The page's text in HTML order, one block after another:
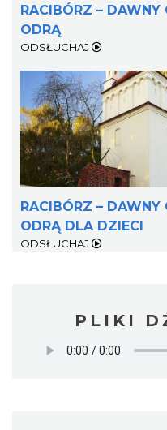
RACIBÓRZ –
ODRĄ
ODSŁUCHAJ
RACIBÓRZ –
ODRĄ DLA DZIECI
ODSŁUCHAJ
PLIKI